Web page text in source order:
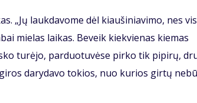
„Jų lauk­da­vo­me dėl kiau­ši­nia­vi­mo, nes
mie­las lai­kas. Be­veik kiek­vie­nas kie­mas
tu­rė­jo, par­duo­tu­vė­se pir­ko tik pi­pi­rų,
da­ry­da­vo to­kios, nuo ku­rios gir­tų